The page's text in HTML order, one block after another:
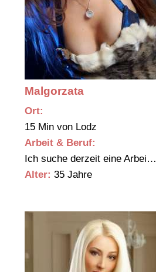
Malgorzata
Ort:
15 Min von Lodz
Arbeit & Beruf:
Ich suche derzeit eine Arbei…
Alter: 35 Jahre